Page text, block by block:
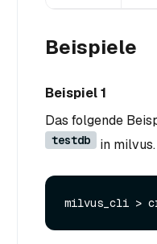
Beispiele
Beispiel 1
Das folgende
testdb in milvus.